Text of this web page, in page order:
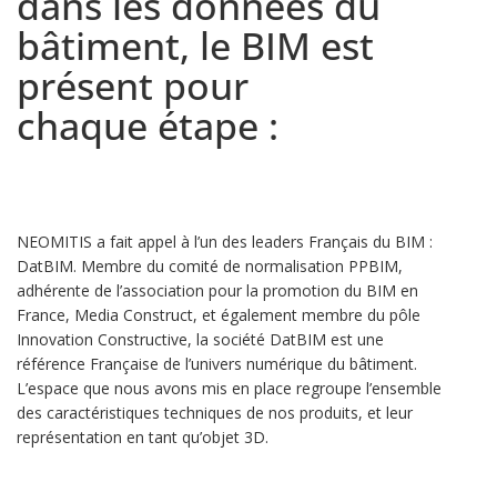
bâtiment, le BIM est
présent pour
chaque étape :
NEOMITIS a fait appel à l’un des leaders Français du BIM :
DatBIM. Membre du comité de normalisation PPBIM,
adhérente de l’association pour la promotion du BIM en
France, Media Construct, et également membre du pôle
Innovation Constructive, la société DatBIM est une
référence Française de l’univers numérique du bâtiment.
L’espace que nous avons mis en place regroupe l’ensemble
des caractéristiques techniques de nos produits, et leur
représentation en tant qu’objet 3D.